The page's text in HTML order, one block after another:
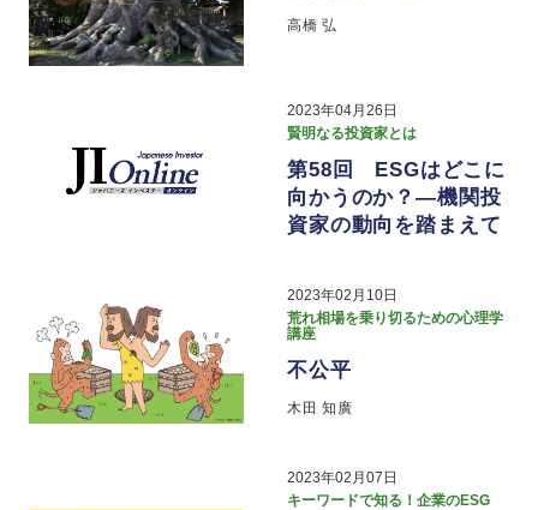
高橋 弘
2023年04月26日
賢明なる投資家とは
第58回 ESGはどこに
向かうのか？―機関投
資家の動向を踏まえて
2023年02月10日
荒れ相場を乗り切るための心理学
講座
不公平
木田 知廣
2023年02月07日
キーワードで知る！企業のESG